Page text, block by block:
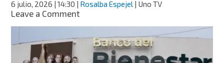
6 julio, 2026 | 14:30 | Rosalba Espejel | Uno TV
Leave a Commenton
Cetina